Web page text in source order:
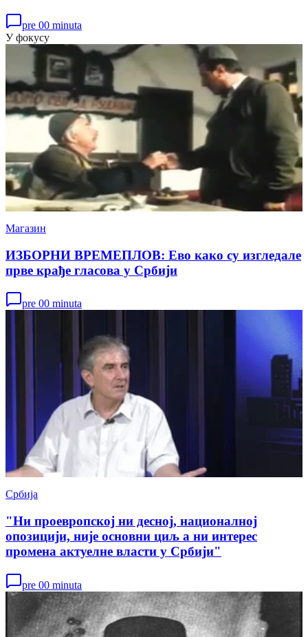
pre 00 minuta
У фокусу
Магазин
ИЗБОРНИ ВРЕМЕПЛОВ: Ево како су изгледале
прве крађе гласова у Србији
pre 00 minuta
Србија
"Ни проевропској ни десној, националној
опозицији, није основни циљ а ни интерес
промена актуелне власти у Србији"
pre 00 minuta